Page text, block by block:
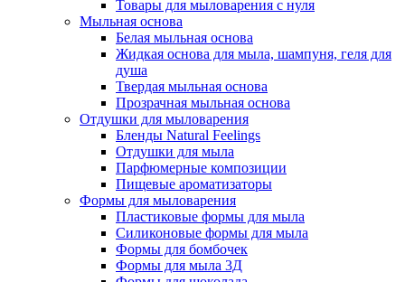
Товары для мыловарения с нуля
Мыльная основа
Белая мыльная основа
Жидкая основа для мыла, шампуня, геля для
душа
Твердая мыльная основа
Прозрачная мыльная основа
Отдушки для мыловарения
Бленды Natural Feelings
Отдушки для мыла
Парфюмерные композиции
Пищевые ароматизаторы
Формы для мыловарения
Пластиковые формы для мыла
Силиконовые формы для мыла
Формы для бомбочек
Формы для мыла 3Д